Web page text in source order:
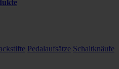
Pedalaufsätze Schaltknäufe